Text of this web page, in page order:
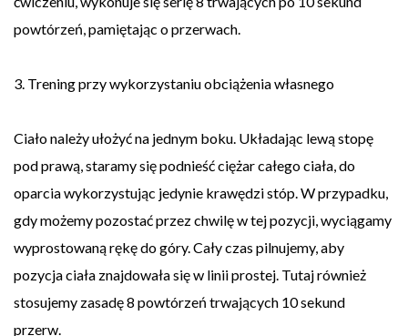
powtórzeń, pamiętając o przerwach.
3. Trening przy wykorzystaniu obciążenia własnego
Ciało należy ułożyć na jednym boku. Układając lewą stopę
pod prawą, staramy się podnieść ciężar całego ciała, do
oparcia wykorzystując jedynie krawędzi stóp. W przypadku,
gdy możemy pozostać przez chwilę w tej pozycji, wyciągamy
wyprostowaną rękę do góry. Cały czas pilnujemy, aby
pozycja ciała znajdowała się w linii prostej. Tutaj również
stosujemy zasadę 8 powtórzeń trwających 10 sekund
przerw.